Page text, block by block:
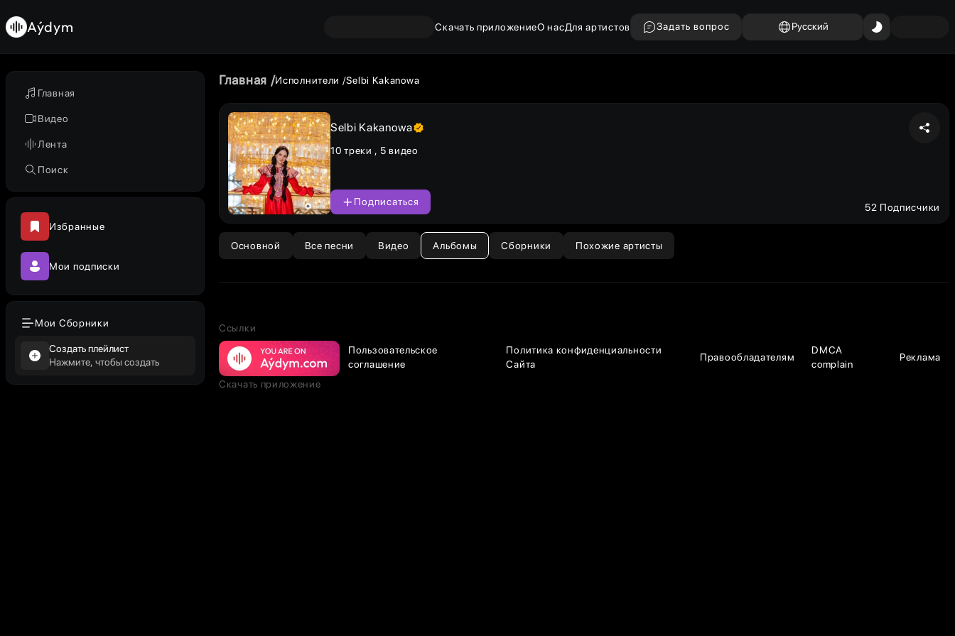
Главная
Видео
Лента
Поиск
Избранные
Мои подписки
Мои Сборники
Создать плейлист
Нажмите, чтобы создать
Aýdym Скачать приложениеО насДля артистов Задать вопрос Русский
Главная Исполнители Selbi Kakanowa
Selbi Kakanowa
10 треки , 5 видео
Подписаться 52 Подписчики
Основной Все песни Видео Альбомы Сборники Похожие артисты
Ссылки
Пользовательское
соглашение
Политика конфиденциальности
Сайта
Правообладателям
DMCA
complain
Реклама
Скачать приложение